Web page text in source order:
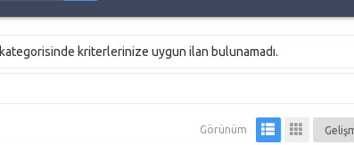
kategorisinde kriterlerinize uygun ilan bulunamadı.
Görünüm